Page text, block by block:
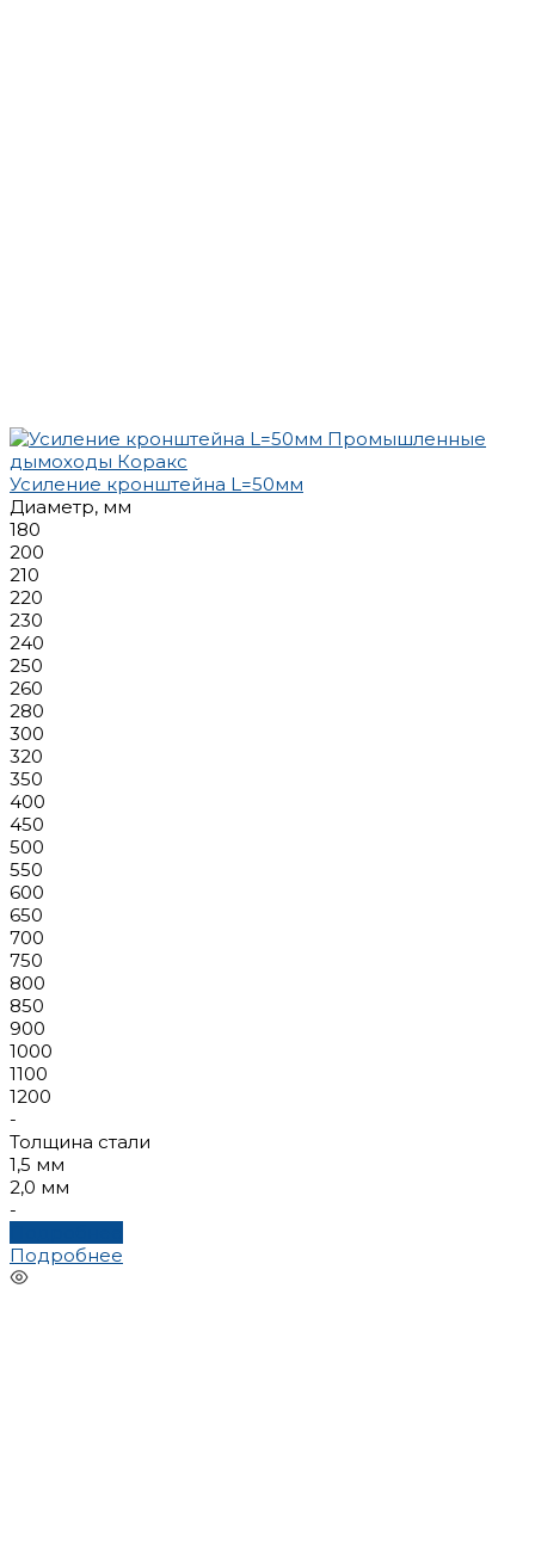
Усиление кронштейна L=50мм
Диаметр, мм
180
200
210
220
230
240
250
260
280
300
320
350
400
450
500
550
600
650
700
750
800
850
900
1000
1100
1200
-
Толщина стали
1,5 мм
2,0 мм
-
Подробнее